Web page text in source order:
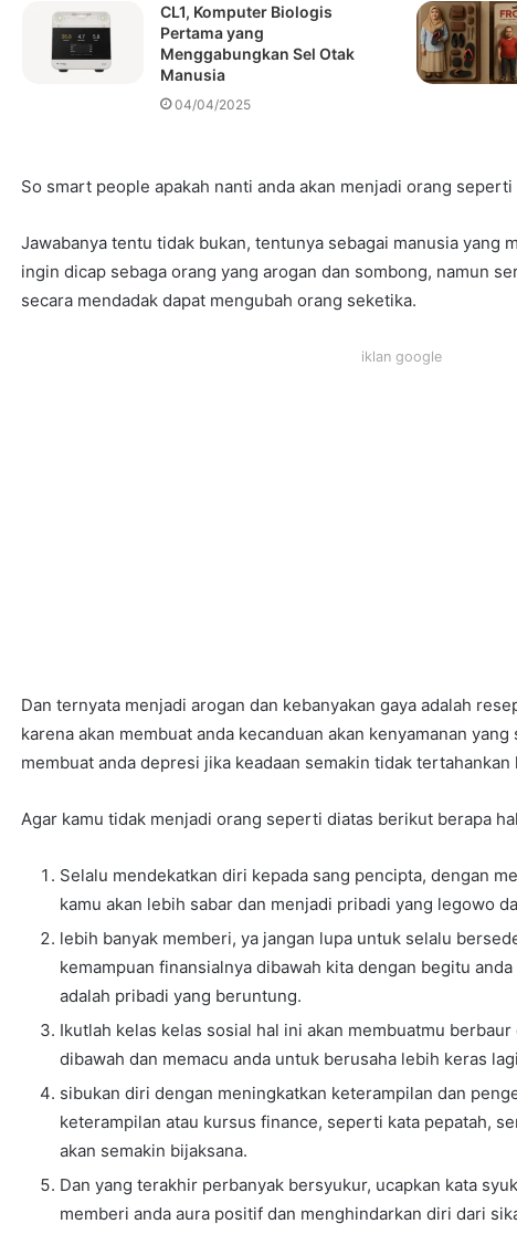
CL1, Komputer Biologis
Pertama yang
Menggabungkan Sel Otak
Manusia
04/04/2025
So smart people apakah nanti anda akan menjadi orang seperti
Jawabanya tentu tidak bukan, tentunya sebagai manusia yang
ingin dicap sebaga orang yang arogan dan sombong, namun
secara mendadak dapat mengubah orang seketika.
iklan google
Dan ternyata menjadi arogan dan kebanyakan gaya adalah
karena akan membuat anda kecanduan akan kenyamanan
membuat anda depresi jika keadaan semakin tidak tertahankan
Agar kamu tidak menjadi orang seperti diatas berikut berapa
Selalu mendekatkan diri kepada sang pencipta, dengan
kamu akan lebih sabar dan menjadi pribadi yang legowo
lebih banyak memberi, ya jangan lupa untuk selalu
kemampuan finansialnya dibawah kita dengan begitu
adalah pribadi yang beruntung.
Ikutlah kelas kelas sosial hal ini akan membuatmu
dibawah dan memacu anda untuk berusaha lebih keras
sibukan diri dengan meningkatkan keterampilan dan
keterampilan atau kursus finance, seperti kata pepatah,
akan semakin bijaksana.
Dan yang terakhir perbanyak bersyukur, ucapkan kata
memberi anda aura positif dan menghindarkan diri dari